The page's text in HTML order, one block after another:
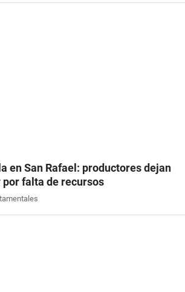
en San Rafael: productores dejan
falta de recursos